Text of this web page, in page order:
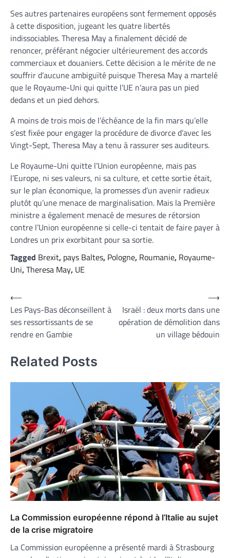
Ses autres partenaires européens sont fermement opposés
à cette disposition, jugeant les quatre libertés
indissociables. Theresa May a finalement décidé de
renoncer, préférant négocier ultérieurement des accords
commerciaux et douaniers. Cette décision a le mérite de ne
souffrir d’aucune ambiguïté puisque Theresa May a martelé
que le Royaume-Uni qui quitte l’UE n’aura pas un pied
dedans et un pied dehors.
A moins de trois mois de l’échéance de la fin mars qu’elle
s’est fixée pour engager la procédure de divorce d’avec les
Vingt-Sept, Theresa May a tenu à rassurer ses auditeurs.
Le Royaume-Uni quitte l’Union européenne, mais pas
l’Europe, ni ses valeurs, ni sa culture, et cette sortie était,
sur le plan économique, la promesses d’un avenir radieux
plutôt qu’une menace de marginalisation. Mais la Première
ministre a également menacé de mesures de rétorsion
contre l’Union européenne si celle-ci tentait de faire payer à
Londres un prix exorbitant pour sa sortie.
Tagged Brexit, pays Baltes, Pologne, Roumanie, Royaume-
Uni,Theresa May, UE
Navigation
de
l’article
⟵
Les Pays-Bas déconseillent à
ses ressortissants de se
rendre en Gambie
Israël : deux morts dans une
opération de démolition dans
un village bédouin
⟶
Related Posts
La Commission européenne répond à l’Italie au sujet
de la crise migratoire
La Commission européenne a présenté mardi à Strasbourg